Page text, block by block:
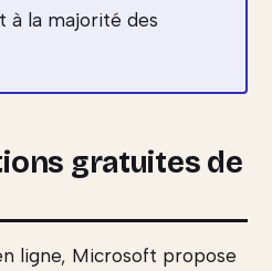
à la majorité des
gratuites de
ligne, Microsoft propose